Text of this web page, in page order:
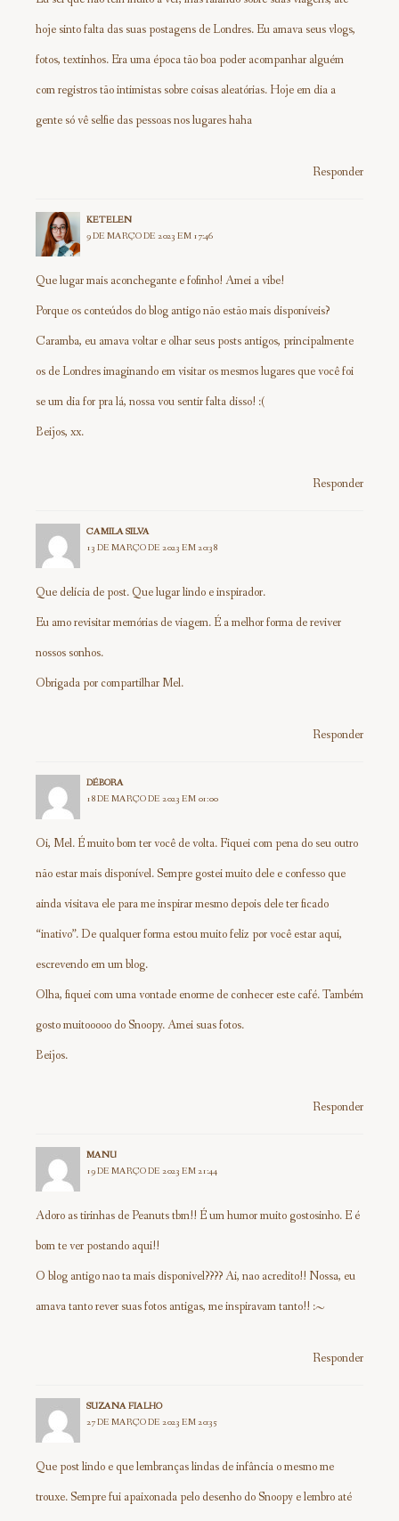
hoje sinto falta das suas postagens de Londres. Eu amava seus vlogs,
fotos, textinhos. Era uma época tão boa poder acompanhar alguém
com registros tão intimistas sobre coisas aleatórias. Hoje em dia a
gente só vê selfie das pessoas nos lugares haha
Responder
KETELEN
9 DE MARÇO DE 2023 EM 17:46
Que lugar mais aconchegante e fofinho! Amei a vibe!
Porque os conteúdos do blog antigo não estão mais disponíveis?
Caramba, eu amava voltar e olhar seus posts antigos, principalmente
os de Londres imaginando em visitar os mesmos lugares que você foi
se um dia for pra lá, nossa vou sentir falta disso! :(
Beijos, xx.
Responder
CAMILA SILVA
13 DE MARÇO DE 2023 EM 20:38
Que delícia de post. Que lugar lindo e inspirador.
Eu amo revisitar memórias de viagem. É a melhor forma de reviver
nossos sonhos.
Obrigada por compartilhar Mel.
Responder
DÉBORA
18 DE MARÇO DE 2023 EM 01:00
Oi, Mel. É muito bom ter você de volta. Fiquei com pena do seu outro
não estar mais disponível. Sempre gostei muito dele e confesso que
ainda visitava ele para me inspirar mesmo depois dele ter ficado
“inativo”. De qualquer forma estou muito feliz por você estar aqui,
escrevendo em um blog.
Olha, fiquei com uma vontade enorme de conhecer este café. Também
gosto muitooooo do Snoopy. Amei suas fotos.
Beijos.
Responder
MANU
19 DE MARÇO DE 2023 EM 21:44
Adoro as tirinhas de Peanuts tbm!! É um humor muito gostosinho. E é
bom te ver postando aqui!!
O blog antigo nao ta mais disponivel???? Ai, nao acredito!! Nossa, eu
amava tanto rever suas fotos antigas, me inspiravam tanto!! :~
Responder
SUZANA FIALHO
27 DE MARÇO DE 2023 EM 20:35
Que post lindo e que lembranças lindas de infância o mesmo me
trouxe. Sempre fui apaixonada pelo desenho do Snoopy e lembro até